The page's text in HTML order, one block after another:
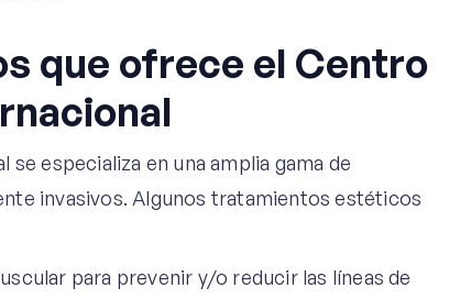
que ofrece el Centro
especializa en una amplia gama de
invasivos. Algunos tratamientos estéticos
para prevenir y/o reducir las líneas de